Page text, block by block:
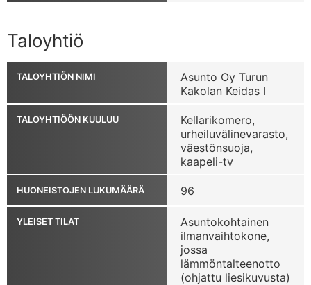
Taloyhtiö
TALOYHTIÖN NIMI
Asunto Oy Turun
Kakolan Keidas I
TALOYHTIÖÖN KUULUU
Kellarikomero,
urheiluvälinevarasto,
väestönsuoja,
kaapeli-tv
HUONEISTOJEN LUKUMÄÄRÄ 96
YLEISET TILAT
Asuntokohtainen
ilmanvaihtokone,
jossa
lämmöntalteenotto
(ohjattu liesikuvusta)